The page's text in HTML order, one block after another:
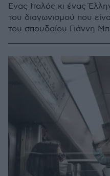
Ένας Ιταλός κι ένας
του διαγωνισμού που
του σπουδαίου Γιάννη